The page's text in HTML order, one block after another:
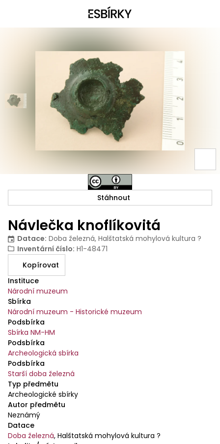
Návlečka knoflíkovitá
Datace: Doba železná, Halštatská mohylová kultura ?
Inventární číslo: H1-48471
Kopírovat
Instituce
Národní muzeum
Sbírka
Národní muzeum - Historické muzeum
Podsbírka
Sbírka NM-HM
Podsbírka
Archeologická sbírka
Podsbírka
Starší doba železná
Typ předmětu
Archeologické sbírky
Autor předmětu
Neznámý
Datace
Doba železná, Halštatská mohylová kultura ?
Stáhnout